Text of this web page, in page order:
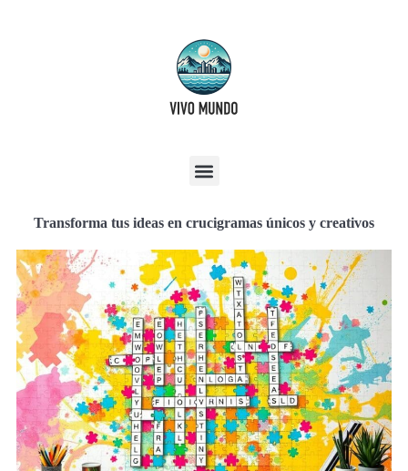
Transforma tus ideas en crucigramas únicos y creativos